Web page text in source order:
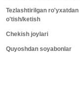
Tezlashtirilgan ro'yxatdan
o'tish/ketish
Chekish joylari
Quyoshdan soyabonlar